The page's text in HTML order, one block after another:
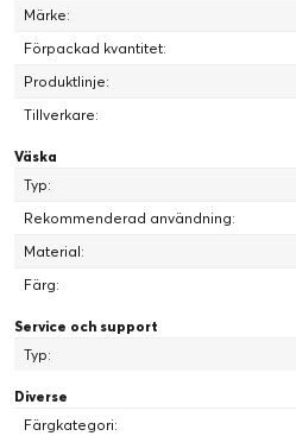
Märke:
Förpackad kvantitet:
Produktlinje:
Tillverkare:
Väska
Typ:
Rekommenderad användning:
Material:
Färg:
Service och support
Typ:
Diverse
Färgkategori: